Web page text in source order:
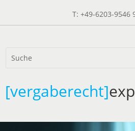
T: +49-6203-9546
[vergaberecht]